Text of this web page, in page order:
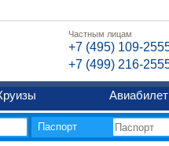
Частным лицам
+7 (495) 109-
+7 (499) 216-
Паспорт